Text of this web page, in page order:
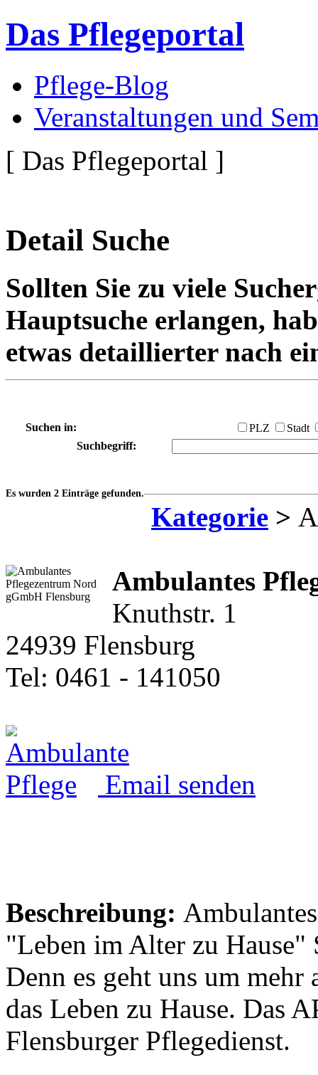
Das Pflegeportal
Pflege-Blog
Veranstaltungen und
[ Das Pflegeportal ]
Detail Suche
Sollten Sie zu viele
Hauptsuche erlangen,
etwas detaillierter nach
Suchen in: PLZ
Stadt
Suchbegriff:
Es wurden 2 Einträge gefunden.
Kategorie >
Ambulantes
Knuthstr. 1
24939 Flensburg
Tel: 0461 - 141050
Email senden
Beschreibung:
"Leben im Alter zu Hause"
Denn es geht uns um
das Leben zu Hause. Das
Flensburger Pflegedienst.